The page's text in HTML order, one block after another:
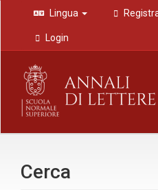
Navigazione
principale
Contenuto
principale
Barra
laterale
Lingua
Login
Cerca